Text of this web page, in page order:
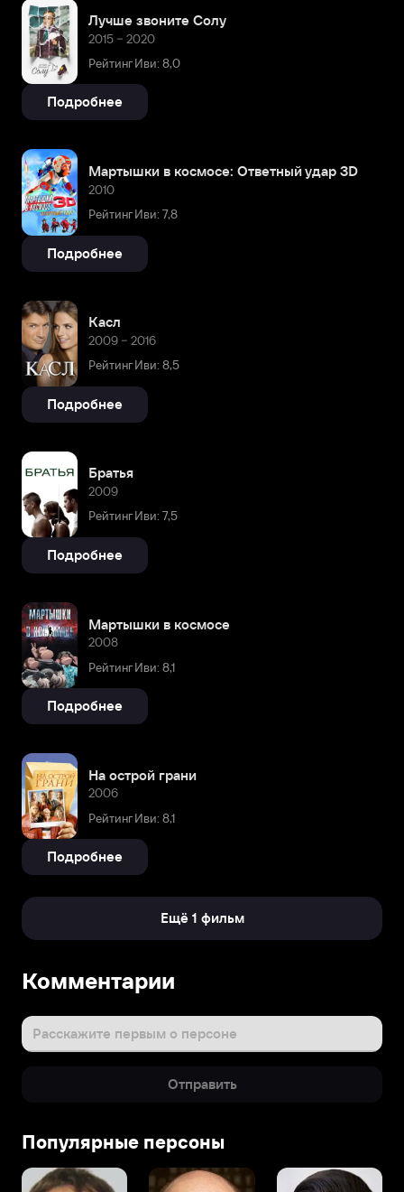
Лучше звоните Солу
2015 – 2020
Рейтинг Иви: 8,0
Подробнее
Мартышки в космосе: Ответный удар 3D
2010
Рейтинг Иви: 7,8
Подробнее
Касл
2009 – 2016
Рейтинг Иви: 8,5
Подробнее
Братья
2009
Рейтинг Иви: 7,5
Подробнее
Мартышки в космосе
2008
Рейтинг Иви: 8,1
Подробнее
На острой грани
2006
Рейтинг Иви: 8,1
Подробнее
Ещё 1 фильм
Комментарии
Расскажите первым о персоне
Отправить
Популярные персоны